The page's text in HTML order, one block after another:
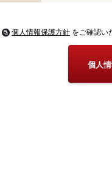
個人情報保護方針 をご確認い
個人